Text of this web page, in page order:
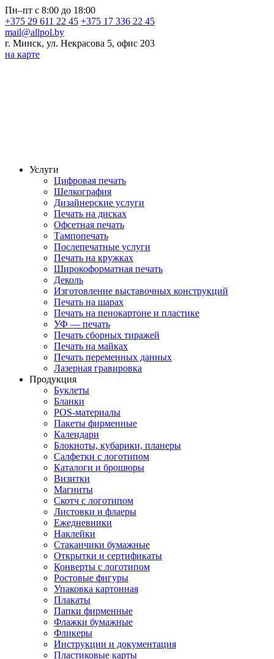
Пн–пт с 8:00 до 18:00
+375 29 611 22 45 +375 17 336 22 45
mail@allpol.by
г. Минск, ул. Некрасова 5, офис 203
на карте
Услуги
Цифровая печать
Шелкография
Дизайнерские услуги
Печать на дисках
Офсетная печать
Тампопечать
Послепечатные услуги
Печать на кружках
Широкоформатная печать
Деколь
Изготовление выставочных конструкций
Печать на шарах
Печать на пенокартоне и пластике
УФ — печать
Печать сборных тиражей
Печать на майках
Печать переменных данных
Лазерная гравировка
Продукция
Буклеты
Бланки
POS-материалы
Пакеты фирменные
Календари
Блокноты, кубарики, планеры
Салфетки с логотипом
Каталоги и брошюры
Визитки
Магниты
Скотч с логотипом
Листовки и флаеры
Ежедневники
Наклейки
Стаканчики бумажные
Открытки и сертификаты
Конверты с логотипом
Ростовые фигуры
Упаковка картонная
Плакаты
Папки фирменные
Флажки бумажные
Фликеры
Инструкции и документация
Пластиковые карты